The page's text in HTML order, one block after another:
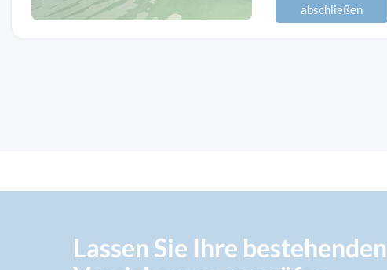
abschließen
Lassen Sie Ihre bestehenden